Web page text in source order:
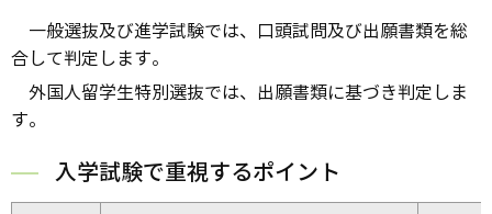
一般選抜及び進学試験では、口頭試問及び出願書類を総
合して判定します。
外国人留学生特別選抜では、出願書類に基づき判定しま
す。
入学試験で重視するポイント